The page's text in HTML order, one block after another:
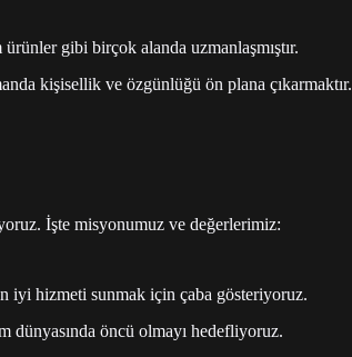
gibi birçok alanda uzmanlaşmıştır.
kişisellik ve özgünlüğü ön plana çıkarmaktır.
İşte misyonumuz ve değerlerimiz:
iyi hizmeti sunmak için çaba gösteriyoruz.
dünyasında öncü olmayı hedefliyoruz.